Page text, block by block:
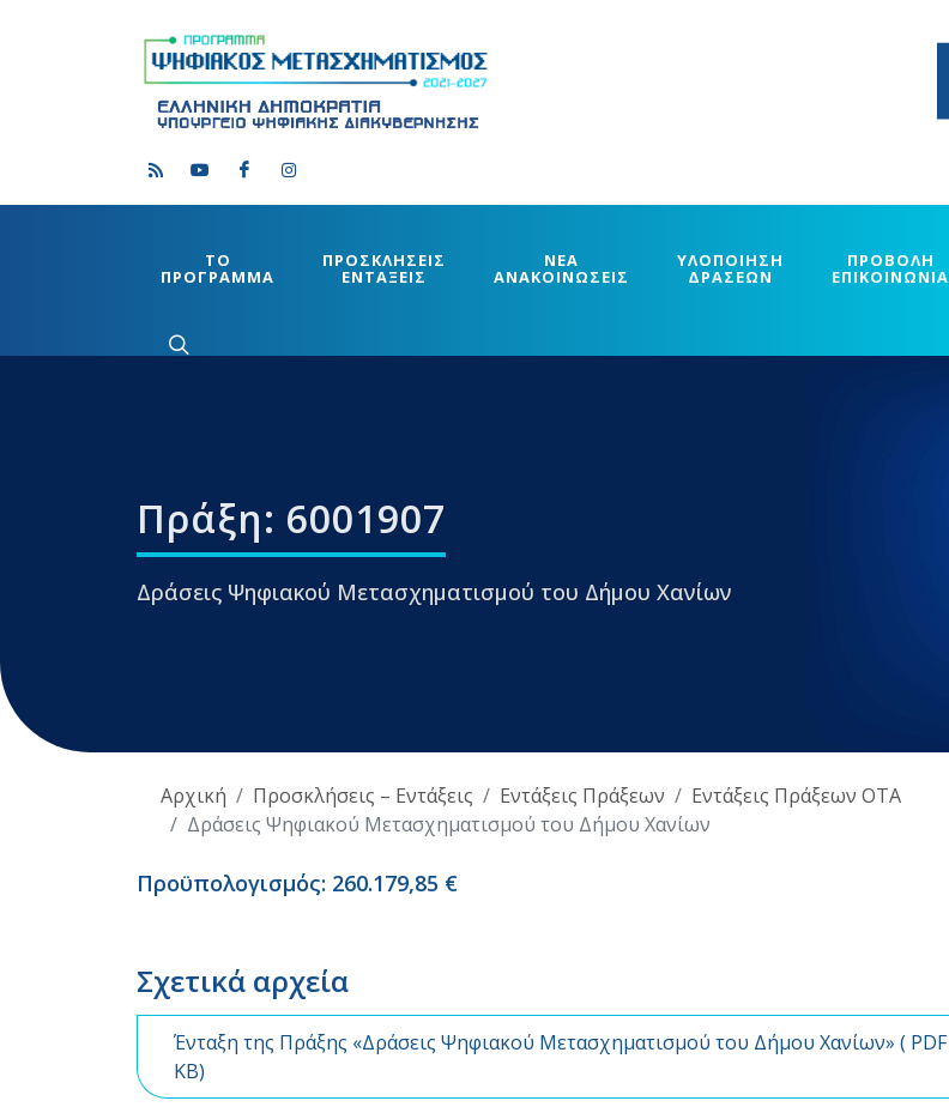
ΤΟ
ΠΡΟΓΡΑΜΜΑ
ΠΡΟΣΚΛΗΣΕΙΣ
ΕΝΤΑΞΕΙΣ
ΝΕΑ
ΑΝΑΚΟΙΝΩΣΕΙΣ
ΥΛΟΠΟΙΗΣΗ
ΔΡΑΣΕΩΝ
ΠΡΟΒΟΛΗ
ΕΠΙΚΟΙΝΩΝΙΑ
Πράξη: 6001907
Δράσεις Ψηφιακού Μετασχηματισμού του Δήμου Χανίων
Αρχική Προσκλήσεις – Εντάξεις Εντάξεις Πράξεων
Εντάξεις Πράξεων ΟΤΑ
Δράσεις Ψηφιακού Μετασχηματισμού του Δήμου Χανίων
Προϋπολογισμός: 260.179,85 €
Σχετικά αρχεία
Ένταξη της Πράξης «Δράσεις Ψηφιακού Μετασχηματισμού του Δήμου Χανίων» ( PDF
KB)